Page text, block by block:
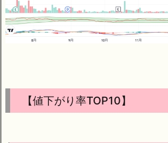
【値下がり率TOP10】